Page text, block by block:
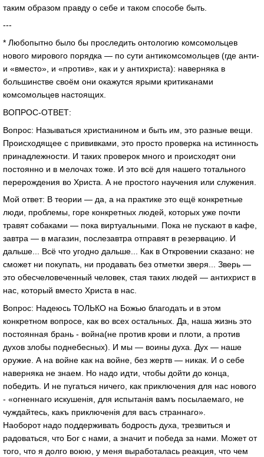
таким образом правду о себе и таком способе быть.
---
* Любопытно было бы проследить онтологию комсомольцев
нового мирового порядка — по сути антикомсомольцев (где анти-
и «вместо», и «против», как и у антихриста): наверняка в
большинстве своём они окажутся ярыми критиканами
комсомольцев настоящих.
ВОПРОС-ОТВЕТ:
Вопрос: Называться христианином и быть им, это разные вещи.
Происходящее с прививками, это просто проверка на истинность
принадлежности. И таких проверок много и происходят они
постоянно и в мелочах тоже. И это всё для нашего тотального
перерождения во Христа. А не простого научения или служения.
Мой ответ: В теории — да, а на практике это ещё конкретные
люди, проблемы, горе конкретных людей, которых уже почти
травят собаками — пока виртуальными. Пока не пускают в кафе,
завтра — в магазин, послезавтра отправят в резервацию. И
дальше... Всё что угодно дальше... Как в Откровении сказано: не
сможет ни покупать, ни продавать без отметки зверя... Зверь —
это обесчеловеченный человек, стая таких людей — антихрист в
нас, который вместо Христа в нас.
Вопрос: Надеюсь ТОЛЬКО на Божью благодать и в этом
конкретном вопросе, как во всех остальных. Да, наша жизнь это
постоянная брань - война(не против крови и плоти, а против
духов злобы поднебесных). И мы — воины духа. Дух — наше
оружие. А на войне как на войне, без жертв — никак. И о себе
наверняка не знаем. Но надо идти, чтобы дойти до конца,
победить. И не пугаться ничего, как приключения для нас нового
- «огненнаго искушенія, для испытанія вамъ посылаемаго, не
чуждайтесь, какъ приключенія для васъ страннаго».
Наоборот надо поддерживать бодрость духа, трезвиться и
радоваться, что Бог с нами, а значит и победа за нами. Может от
того, что я долго воюю, у меня выработалась реакция, что чем